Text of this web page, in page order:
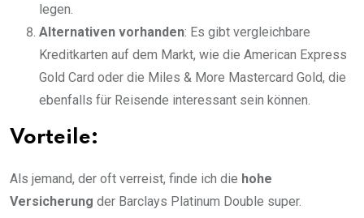
legen.
Alternativen vorhanden: Es gibt vergleichbare
Kreditkarten auf dem Markt, wie die American Express
Gold Card oder die Miles & More Mastercard Gold, die
ebenfalls für Reisende interessant sein können.
Vorteile:
Als jemand, der oft verreist, finde ich die hohe
Versicherung der Barclays Platinum Double super.